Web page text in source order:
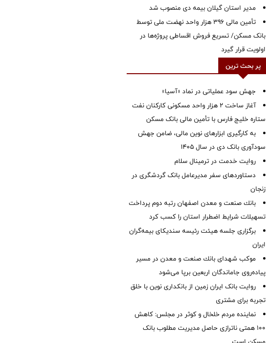
‌مدیر استان گیلان بیمه دی منصوب شد
تأمین مالی ۳۹۶ هزار واحد نهضت ملی توسط
بانک مسکن/ تسریع فروش اقساطی پروژه‌ها در
اولویت قرار گیرد
پر بحث ترین
جهش سود عملیاتی در نماد «آسیا»
آغاز ساخت ۲ هزار واحد مسکونی کارکنان نفت
ستاره خلیج فارس با تأمین مالی بانک مسکن
به کارگیری ابزارهای نوین مالی، ضامن جهش
سودآوری بانک دی در سال 1405
روایت خدمت در ترمینال سلام
دستاوردهای سفر مدیرعامل بانک گردشگری در
زنجان
بانك صنعت و معدن اصفهان رتبه دوم پرداخت
تسهیلات شرایط اضطرار استان را كسب كرد
برگزاری جلسه هیئت رئیسه سندیکای بیمه‌گران
ایران
موكب شهدای بانك صنعت و معدن در مسیر
پیاده‌روی جاماندگان اربعین برپا می‌شود
روایت بانک ایران زمین از بانکداری نوین با خلق
تجربه برای مشتری
نماینده مردم خلخال و کوثر در مجلس: کاهش
۱۰۰ همتی ناترازی حاصل مدیریت مطلوب بانک